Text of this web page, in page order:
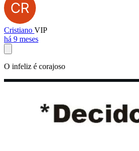
Cristiano VIP
há 9 meses
O infeliz é corajoso